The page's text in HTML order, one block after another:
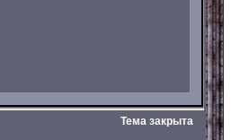
Тема закрыта